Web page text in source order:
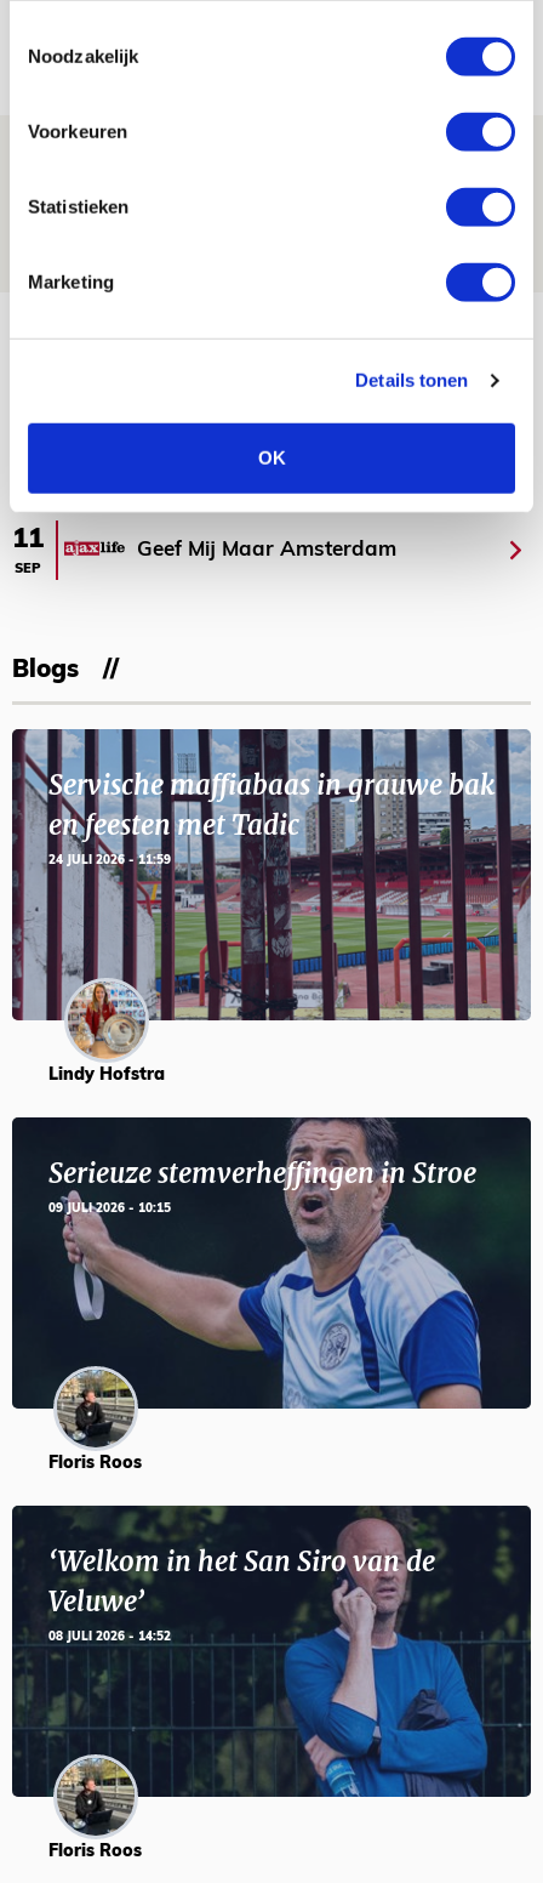
Noodzakelijk
Voorkeuren
Statistieken
Marketing
Details tonen
OK
08 AUGUSTUS 2026 - 11:34
Spelen bij Jong Ajax of Ajax 1? Dat
11
SEP
Geef Mij Maar Amsterdam
Blogs
Servische maffiabaas in grauwe bak
en feesten met Tadic
24 JULI 2026 - 11:59
Lindy Hofstra
Serieuze stemverheffingen in Stroe
09 JULI 2026 - 10:15
Floris Roos
‘Welkom in het San Siro van de
Veluwe’
08 JULI 2026 - 14:52
Floris Roos